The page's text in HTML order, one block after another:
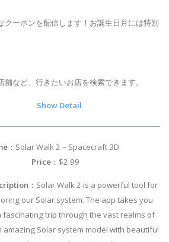
クーポンを配信します！お誕生日月には特別
など、行きたいお店を検索できます。
Show Detail
：Solar Walk 2 – Spacecraft 3D
Price ：$2.99
：Solar Walk 2 is a powerful tool for
our Solar system. The app takes you
fascinating trip through the vast realms of
amazing Solar system model with beautiful